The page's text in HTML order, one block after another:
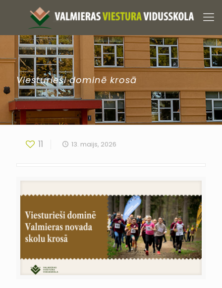
Viesturieši dominē krosā
11 13. maijs, 2026